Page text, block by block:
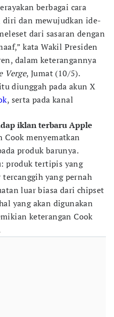
berbagai cara
diri dan mewujudkan ide-
dari sasaran dengan
kata Wakil Presiden
dalam keterangannya
Verge, Jumat (10/5).
diunggah pada akun X
, serta pada kanal
iklan terbaru Apple
menyematkan
produk barunya.
produk tertipis yang
yang pernah
luar biasa dari chipset
yang akan digunakan
keterangan Cook